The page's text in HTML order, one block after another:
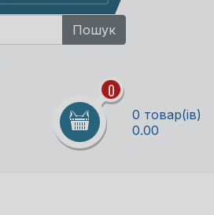
0
0 товар(ів)
0.00